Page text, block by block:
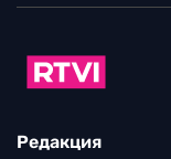
Редакция